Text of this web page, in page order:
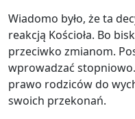
Wiadomo było, że ta
reakcją Kościoła. Bo
przeciwko zmianom.
wprowadzać
prawo rodziców do
swoich przekonań.